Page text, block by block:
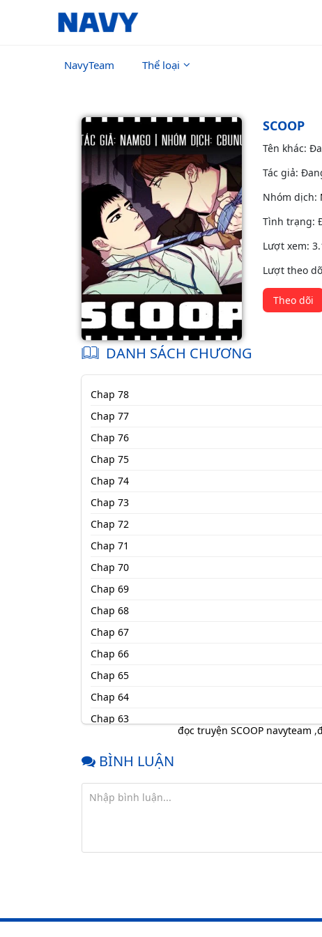
NavyTeam Thể loại
SCOOP
Tên khác:
Tác giả:
Nhóm dịch:
Tình trạng:
Lượt xem:
Lượt theo
Theo dõi
DANH SÁCH CHƯƠNG
Chap 78
Chap 77
Chap 76
Chap 75
Chap 74
Chap 73
Chap 72
Chap 71
Chap 70
Chap 69
Chap 68
Chap 67
Chap 66
Chap 65
Chap 64
Chap 63
Chap 61
Chap 60
Chap 59
đọc truyện SCOOP navyteam ,
BÌNH LUẬN